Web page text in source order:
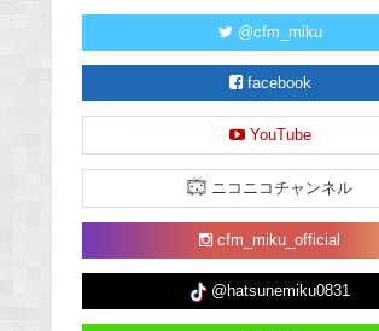
@cfm_miku
facebook
YouTube
ニコニコチャンネル
cfm_miku_official
@hatsunemiku0831